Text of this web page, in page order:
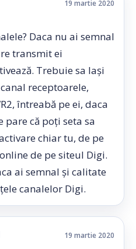
19 martie 2020
Daca nu ai semnal
transmit ei
Trebuie sa lași
receptoarele,
întreabă pe ei, daca
pare că poți seta sa
chiar tu, de pe
de pe siteul Digi.
ai semnal și calitate
canalelor Digi.
19 martie 2020